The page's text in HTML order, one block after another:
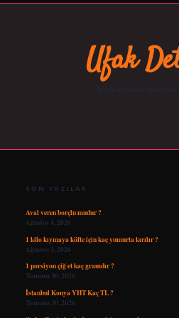
Ufak
SON YAZILAR
Aval veren borçlu mudur ?
Ağustos 4, 2026
1 kilo kıymaya köfte için kaç yumurta kırılır ?
Ağustos 3, 2026
1 porsiyon çiğ et kaç gramdır ?
Temmuz 30, 2026
İstanbul Konya YHT Kaç TL ?
Temmuz 30, 2026